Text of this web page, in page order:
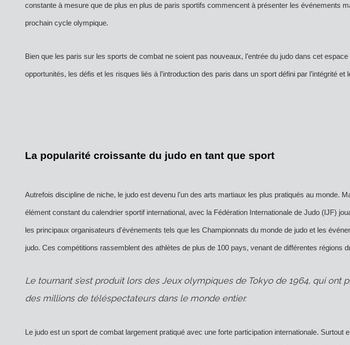
constante à mesure que de plus en plus de paris sportifs commencent à présenter les événements
prochain cycle olympique.
Bien que les paris sur les sports de combat ne soient pas nouveaux, l’entrée du judo dans cet espace
opportunités, les défis et les risques liés à l’introduction des paris dans un sport défini par l’intégrité et
La popularité croissante du judo en tant que sport
Autrefois discipline de niche, le judo est devenu l’un des arts martiaux les plus pratiqués au monde.
élément constant du calendrier sportif international, avec la Fédération Internationale de Judo (IJF)
les principaux organisateurs d'événements tels que les Championnats du monde de judo et les
judo. Ces compétitions rassemblent des athlètes de plus de 100 pays, venant de différentes régions
Le tournant s’est produit lors des Jeux olympiques de Tokyo de 1964, qui ont
des millions de téléspectateurs dans le monde entier.
Le judo est un sport de combat largement pratiqué avec une forte participation internationale. Surtout